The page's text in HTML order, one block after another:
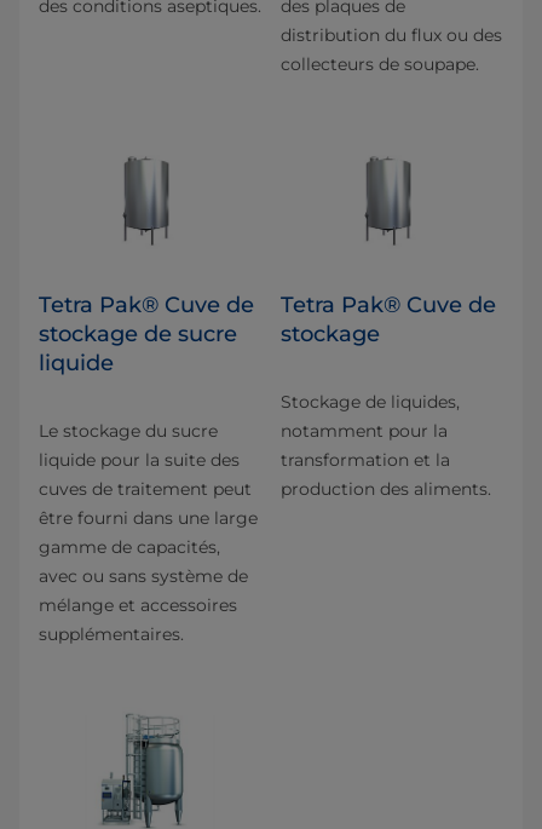
des conditions aseptiques.
des plaques de
distribution du flux ou des
collecteurs de soupape.
Tetra Pak® Cuve de
stockage de sucre
liquide
Le stockage du sucre
liquide pour la suite des
cuves de traitement peut
être fourni dans une large
gamme de capacités,
avec ou sans système de
mélange et accessoires
supplémentaires.
Tetra Pak® Cuve de
stockage
Stockage de liquides,
notamment pour la
transformation et la
production des aliments.